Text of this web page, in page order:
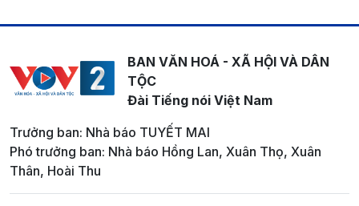
BAN VĂN HOÁ - XÃ HỘI VÀ DÂN
TỘC
Đài Tiếng nói Việt Nam
Trưởng ban: Nhà báo TUYẾT MAI
Phó trưởng ban: Nhà báo Hồng Lan, Xuân Thọ, Xuân
Thân, Hoài Thu